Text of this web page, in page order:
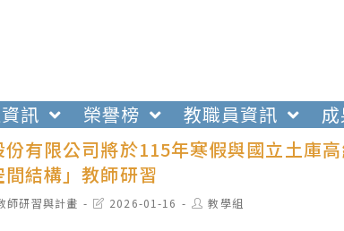
訊 榮譽榜 教職員資訊
有限公司將於115年寒假與國立土庫
結構」教師研習
師研習與計畫
Post2026-01-16
Post教學組